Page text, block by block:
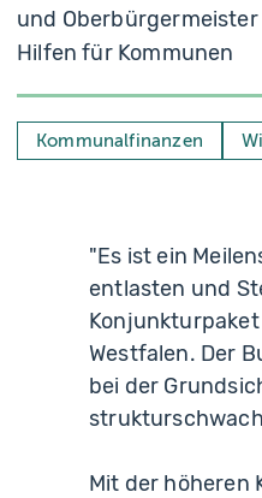
und
Hilfen für Kommunen
Kommunalfinanzen
"Es ist ein
entlasten und
Westfalen. Der
bei der
Mit der höheren